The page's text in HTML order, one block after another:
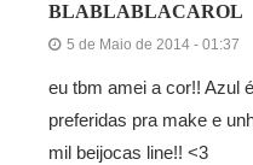
BLABLABLACAROL
5 de Maio de 2014 - 01:37
eu tbm amei a cor!! Azul
preferidas pra make e
mil beijocas line!! <3